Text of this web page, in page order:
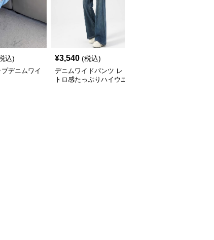
込)
デニムワイ
¥3,540 (税込)
デニムワイドパンツ レ
トロ感たっぷりハイウエ